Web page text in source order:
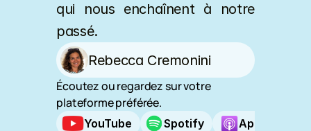
qui nous enchaînent à notre
passé.
Rebecca Cremonini
Écoutez ou regardez sur votre
plateforme préférée.
YouTube Spotify Apple